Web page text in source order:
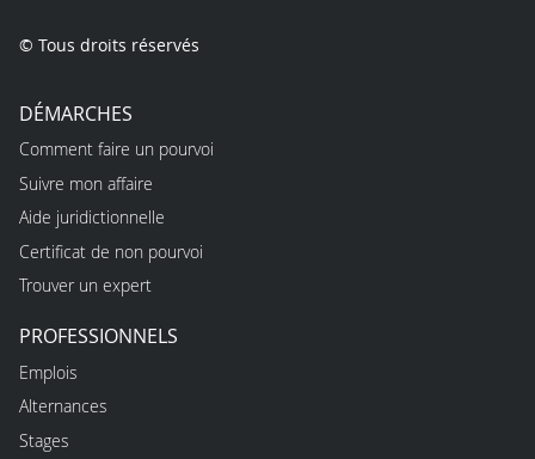
© Tous droits réservés
DÉMARCHES
Comment faire un pourvoi
Suivre mon affaire
Aide juridictionnelle
Certificat de non pourvoi
Trouver un expert
PROFESSIONNELS
Emplois
Alternances
Stages